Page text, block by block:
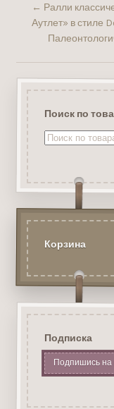
← Ралли
Аутлет» в стиле
Поиск по
Искать:
Корзина
Подписка
Подпишись на